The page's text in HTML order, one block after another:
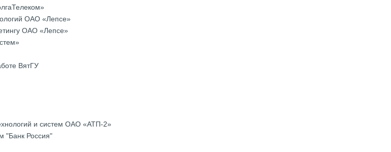
ОАО «Лепсе»
ОАО «Лепсе»
ВятГУ
и систем ОАО «АТП-2»
"Банк Россия"